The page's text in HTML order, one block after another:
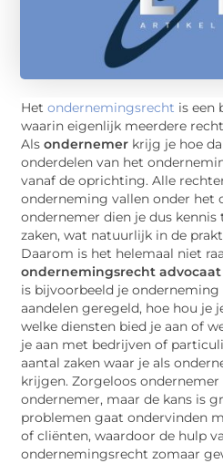
Hetondernemingsrecht is een
waarin eigenlijk meerdere
Alsondernemer krijg je hoe
onderdelen van het
vanaf de oprichting. Alle
onderneming vallen onder het
ondernemer dien je dus kennis
zaken, wat natuurlijk in de
Daarom is het helemaal niet
ondernemingsrecht advocaat
is bijvoorbeeld je
aandelen geregeld, hoe hou je
welke diensten bied je aan of
je aan met bedrijven of
aantal zaken waar je als
krijgen. Zorgeloos
ondernemer, maar de kans is
problemen gaat ondervinden
of cliënten, waardoor de hulp
ondernemingsrecht zomaar